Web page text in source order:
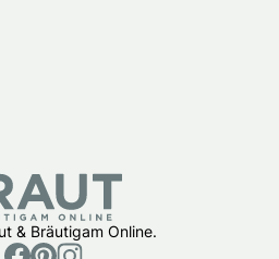
& Bräutigam Online.